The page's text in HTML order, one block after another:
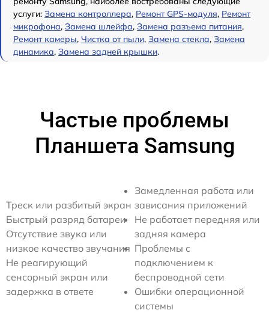
услуги: Замена контроллера, Ремонт GPS-модуля, Ремонт
микрофона, Замена шлейфа, Замена разъема питания,
Ремонт камеры, Чистка от пыли, Замена стекла, Замена
динамика, Замена задней крышки.
Частые проблемы
Планшета Samsung
Треск или разбитый экран
Быстрый разряд батареи
Отсутствие звука или
низкое качество звучания
Не реагирующий
сенсорный экран или
задержка в ответе
Замедленная работа или
зависания приложений
Не работает передняя или
задняя камера
Проблемы с
подключением к
беспроводной сети
Ошибки операционной
системы